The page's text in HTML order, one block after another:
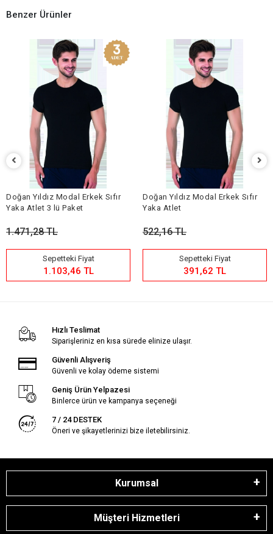
Benzer Ürünler
Doğan Yıldız Modal Erkek Sıfır
Yaka Atlet 3 lü Paket
1.471,28 TL
Sepetteki Fiyat
1.103,46 TL
Doğan Yıldız Modal Erkek Sıfır
Yaka Atlet
522,16 TL
Sepetteki Fiyat
391,62 TL
Hızlı Teslimat
Siparişleriniz en kısa sürede elinize ulaşır.
Güvenli Alışveriş
Güvenli ve kolay ödeme sistemi
Geniş Ürün Yelpazesi
Binlerce ürün ve kampanya seçeneği
7 / 24 DESTEK
Öneri ve şikayetlerinizi bize iletebilirsiniz.
Kurumsal
Müşteri Hizmetleri